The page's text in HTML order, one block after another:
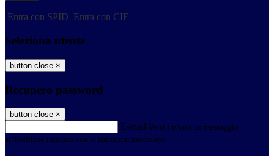
-
Entra con SPID Entra con CIE
Seleziona utente
button close ×
Recupero password
button close ×
E-mail Verrà inviato un messaggio
all'indirizzo indicato con le istruzioni necessarie.